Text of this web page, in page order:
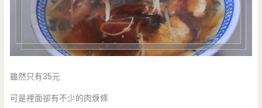
雖然只有35元
可是裡面卻有不少的肉焿條